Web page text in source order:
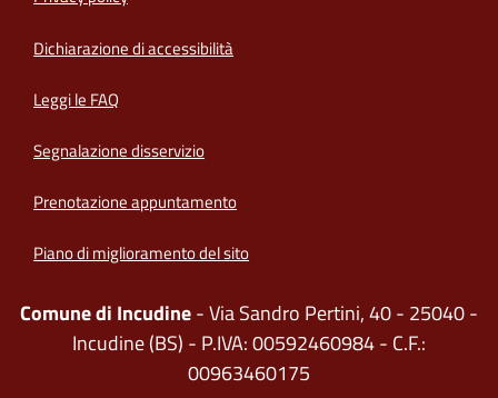
Dichiarazione di accessibilità
Leggi le FAQ
Segnalazione disservizio
Prenotazione appuntamento
Piano di miglioramento del sito
Comune di Incudine- Via Sandro Pertini, 40 - 25040 -
Incudine (BS) - P.IVA: 00592460984 - C.F.:
00963460175